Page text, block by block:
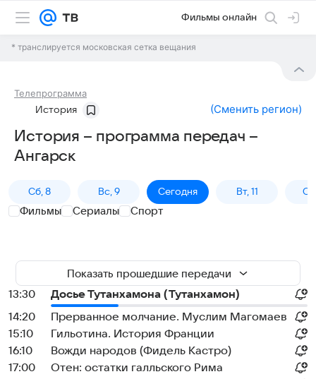
Фильмы онлайн
* транслируется московская сетка вещания
Телепрограмма
История (Сменить регион)
История – программа передач –
Ангарск
Сб, 8 Вс, 9 Сегодня Вт, 11
Фильмы Сериалы Спорт
Показать прошедшие передачи
13:30
Досье Тутанхамона (Тутанхамон)
14:20
Прерванное молчание. Муслим Магомаев
15:10
Гильотина. История Франции
16:10
Вожди народов (Фидель Кастро)
17:00
Отен: остатки галльского Рима